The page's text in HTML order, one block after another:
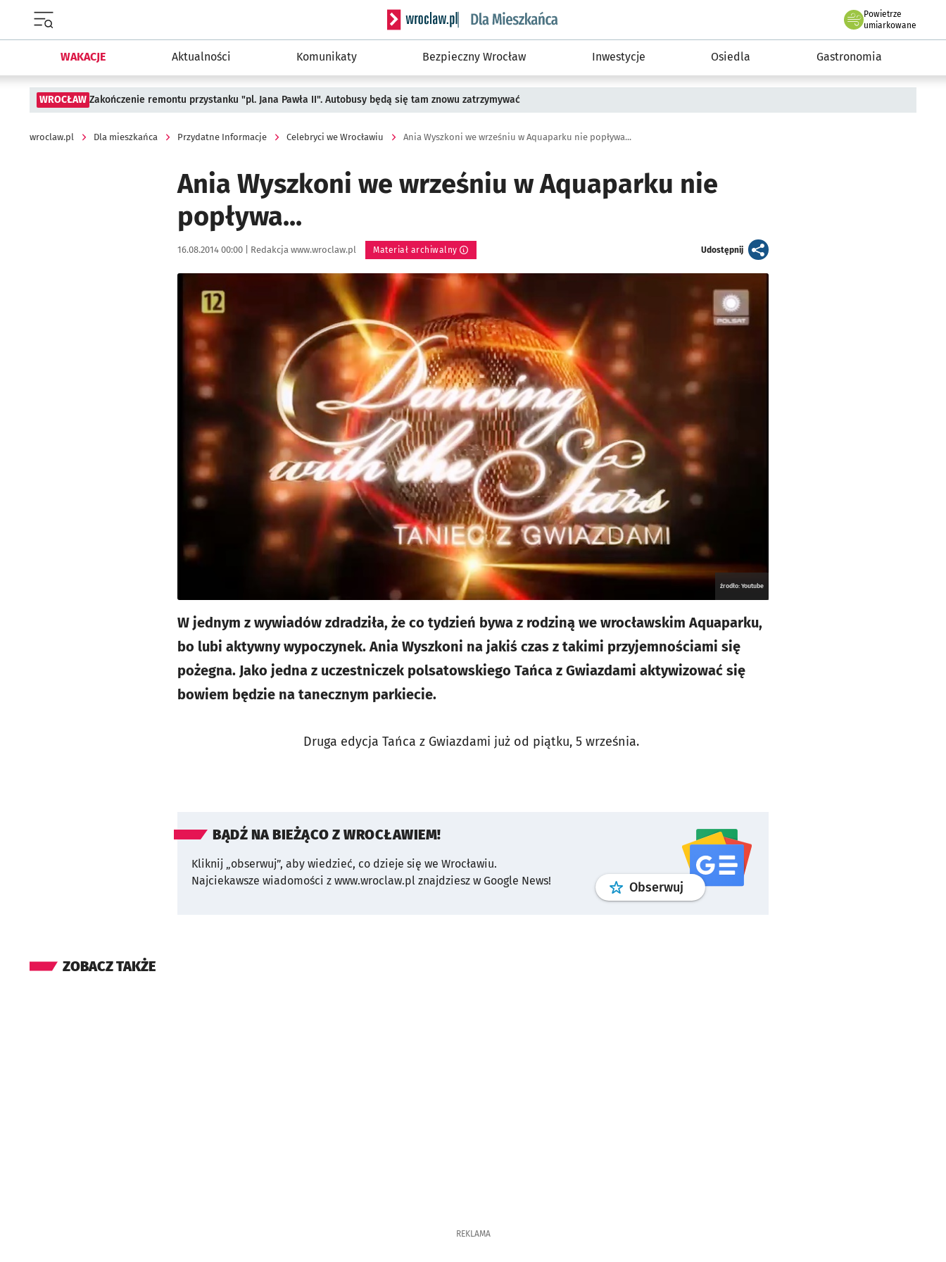
Serwis informacyjny wroclaw.pl podserwis: Dla mieszkańca
Powietrze
we Wrocławiu
umiarkowane
WAKACJE Aktualności Komunikaty Bezpieczny Wrocław Inwestycje Osiedla Gastronomia
WROCŁAW Zakończenie remontu przystanku "pl. Jana Pawła II". Autobusy będą się tam znowu zatrzymywać
wroclaw.pl Dla mieszkańca Przydatne Informacje Celebryci we Wrocławiu Ania Wyszkoni we wrześniu w Aquaparku nie popływa...
Ania Wyszkoni we wrześniu w Aquaparku nie
popływa...
Data publikacji:
16.08.2014 00:00 | Autor:
Redakcja www.wroclaw.pl Materiał archiwalny Udostępnijartykuł
źrodło: Youtube
W jednym z wywiadów zdradziła, że co tydzień bywa z rodziną we wrocławskim Aquaparku,
bo lubi aktywny wypoczynek. Ania Wyszkoni na jakiś czas z takimi przyjemnościami się
pożegna. Jako jedna z uczestniczek polsatowskiego Tańca z Gwiazdami aktywizować się
bowiem będzie na tanecznym parkiecie.
Druga edycja Tańca z Gwiazdami już od piątku, 5 września.
BĄDŹ NA BIEŻĄCO Z WROCŁAWIEM!
Kliknij „obserwuj”, aby wiedzieć, co dzieje się we Wrocławiu.
Najciekawsze wiadomości z www.wroclaw.pl znajdziesz w Google News!
Obserwuj profilgoogle news
ZOBACZ TAKŻE
REKLAMA